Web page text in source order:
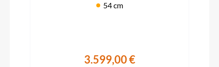
54 cm
3.599,00 €